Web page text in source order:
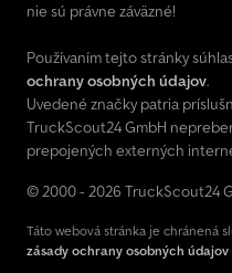
nie sú právne záväzné!
Používaním tejto stránky
ochrany osobných údajov.
Uvedené značky patria
TruckScout24 GmbH
prepojených externých
© 2000 - 2026 TruckScout24
Táto webová stránka je chránená
zásady ochrany osobných údajov